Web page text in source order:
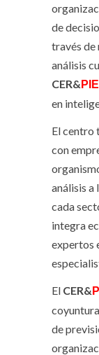
de
través de
análisis
CER& PIE
en
El centro
con
análisis a
cada
integra
expertos
El CER&
de